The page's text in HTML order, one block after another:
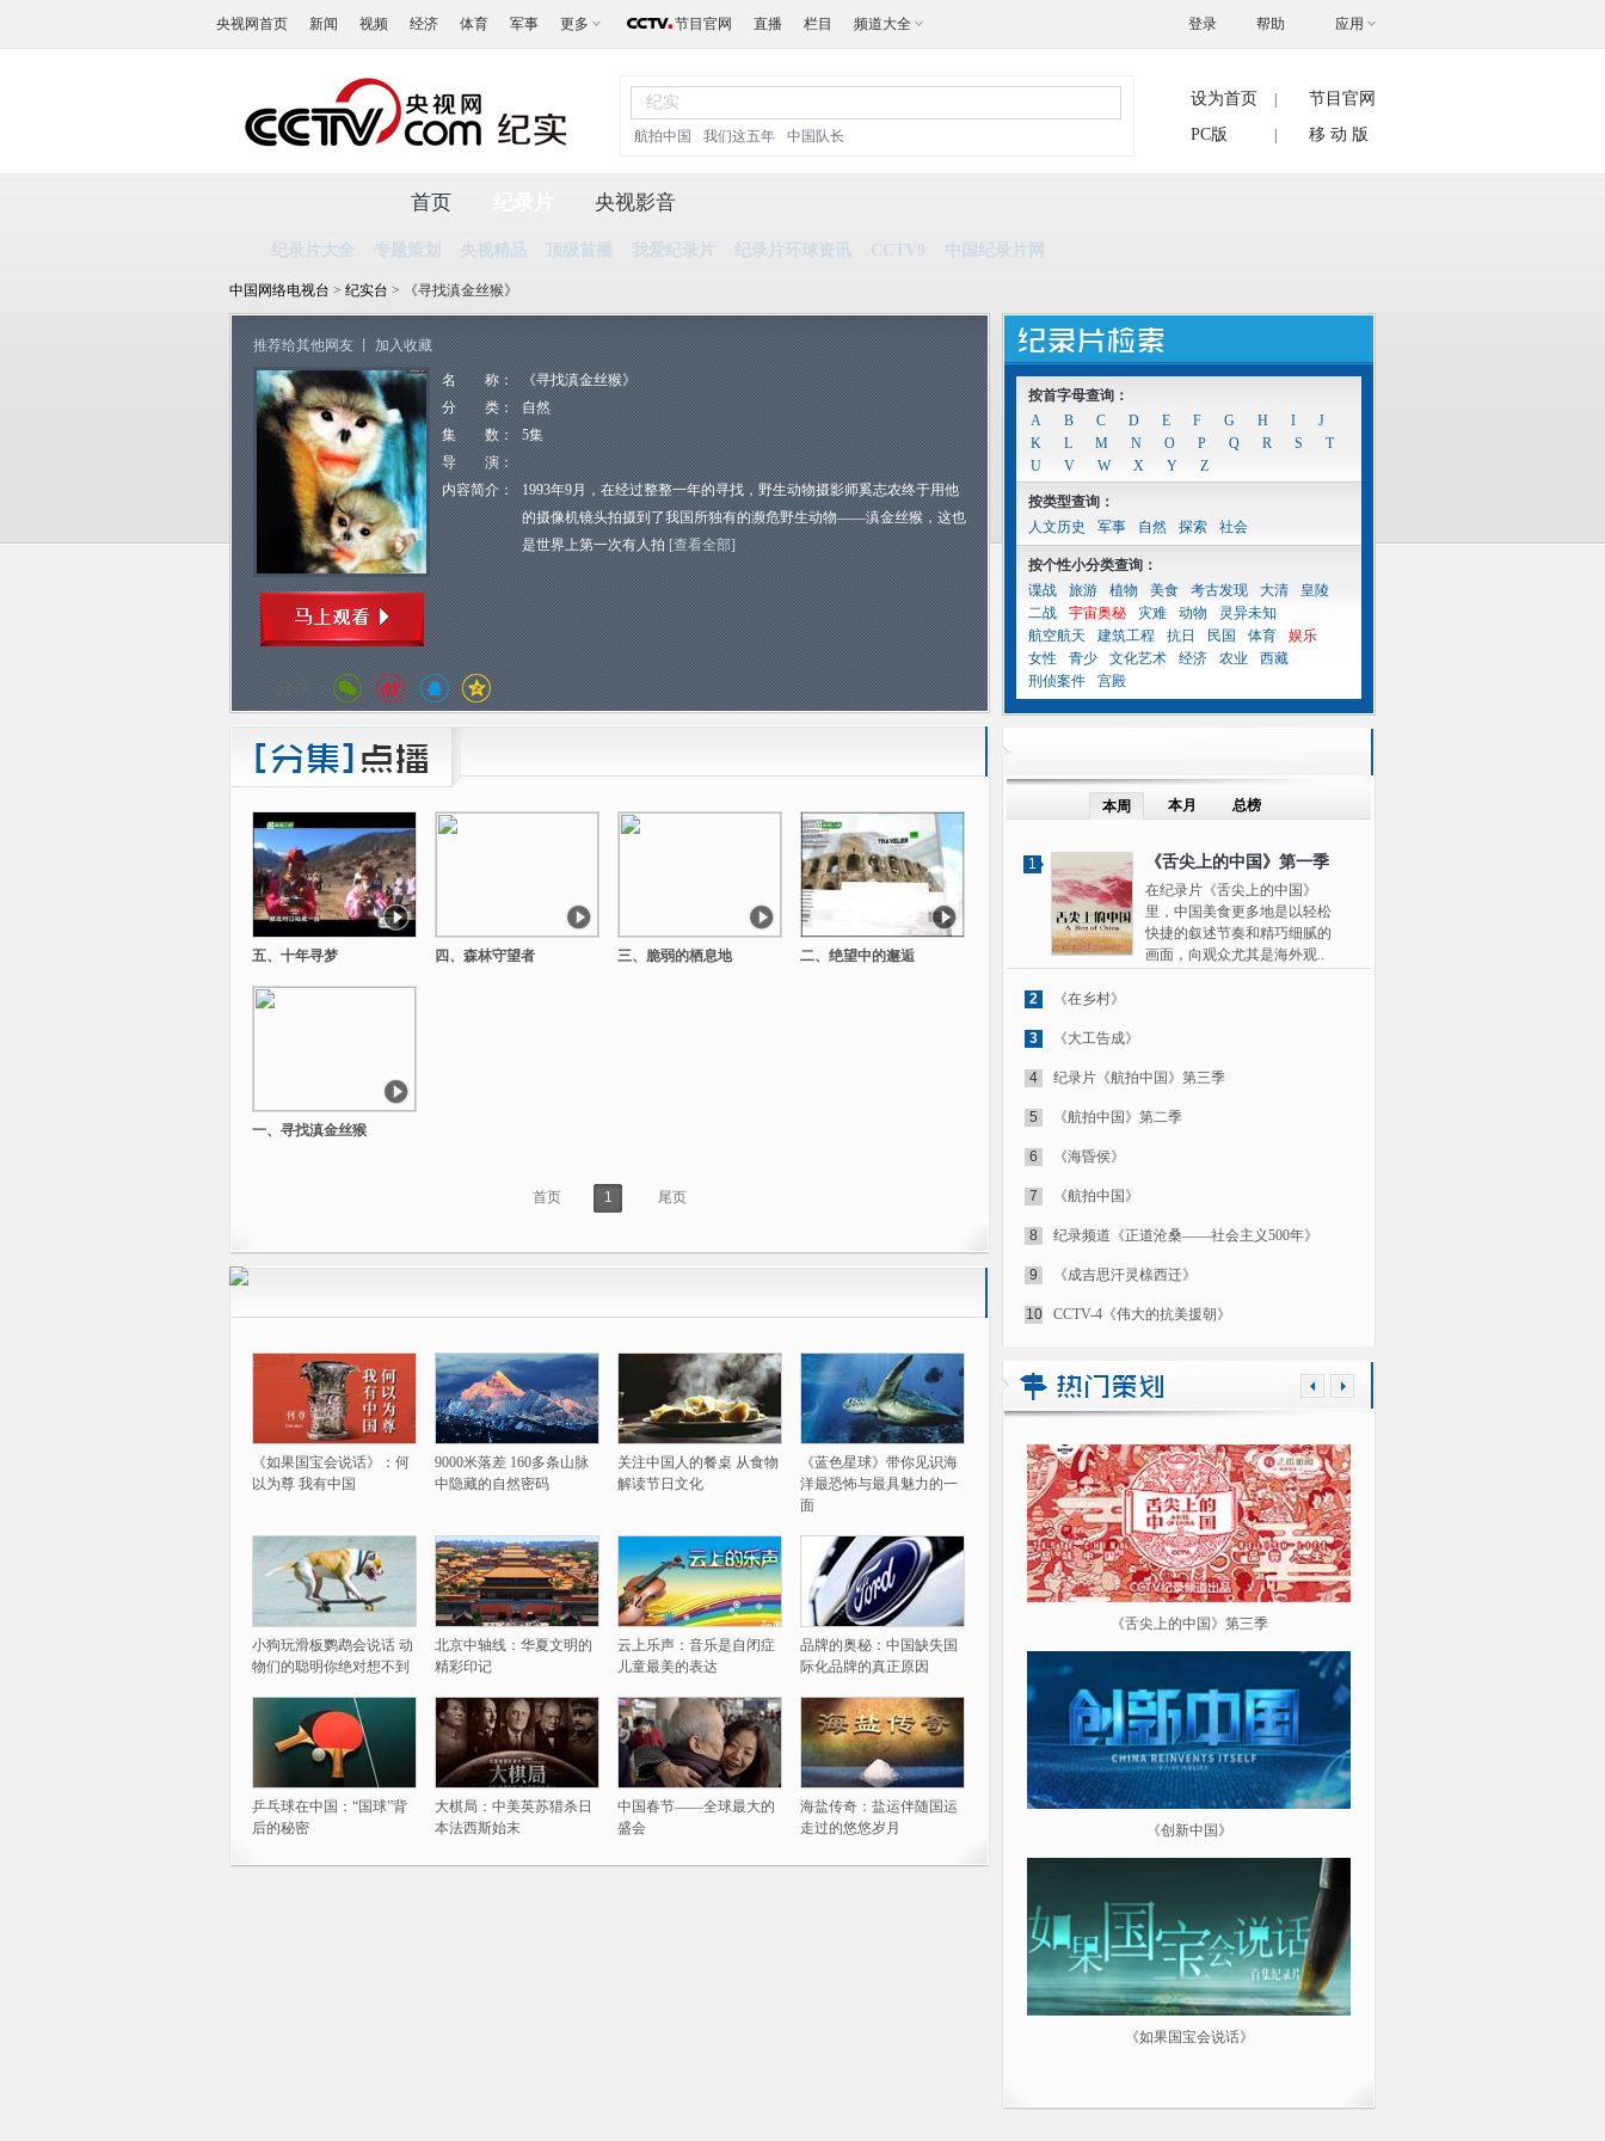
央视网首页 新闻 视频 经济 体育 军事 更多 节目官网 直播 栏目 频道大全 帮助 应用
登录
航拍中国 我们这五年 中国队长
设为首页
节目官网
PC版
移 动 版
首页
纪录片大全 专题策划 央视精品 顶级首播 我爱纪录片 纪录片环球资讯 CCTV9 中国纪录片网
央视影音
中国网络电视台 > 纪实台 > 《寻找滇金丝猴》
推荐给其他网友 加入收藏
名 称：
《寻找滇金丝猴》
分 类：
自然
集 数：
5集
导 演：
内容简介：
1993年9月，在经过整整一年的寻找，野生动物摄影师奚志农终于用他
的摄像机镜头拍摄到了我国所独有的濒危野生动物——滇金丝猴，这也
是世界上第一次有人拍 [查看全部]
分享：
五、十年寻梦 四、森林守望者 三、脆弱的栖息地 二、绝望中的邂逅
一、寻找滇金丝猴
首页 1 尾页
《如果国宝会说话》：何
以为尊 我有中国
9000米落差 160多条山脉
中隐藏的自然密码
关注中国人的餐桌 从食物
解读节日文化
《蓝色星球》带你见识海
洋最恐怖与最具魅力的一
面
小狗玩滑板鹦鹉会说话 动
物们的聪明你绝对想不到
北京中轴线：华夏文明的
精彩印记
云上乐声：音乐是自闭症
儿童最美的表达
品牌的奥秘：中国缺失国
际化品牌的真正原因
乒乓球在中国：“国球”背
后的秘密
大棋局：中美英苏猎杀日
本法西斯始末
中国春节——全球最大的
盛会
海盐传奇：盐运伴随国运
走过的悠悠岁月
按首字母查询：
A
B C D E F G H I
J
K
L M N O P Q R S
T
U
V W X Y Z
按类型查询：
人文历史
军事 自然 探索 社会
按个性小分类查询：
谍战
旅游 植物 美食 考古发现 大清
皇陵
二战
宇宙奥秘 灾难 动物
灵异未知
航空航天
建筑工程 抗日 民国 体育
娱乐
女性
青少 文化艺术 经济 农业
西藏
刑侦案件
宫殿
本周 本月 总榜
1 《舌尖上的中国》第一季
在纪录片《舌尖上的中国》
里，中国美食更多地是以轻松
快捷的叙述节奏和精巧细腻的
画面，向观众尤其是海外观..
2 《在乡村》
3 《大工告成》
4 纪录片《航拍中国》第三季
5 《航拍中国》第二季
6 《海昏侯》
7 《航拍中国》
8 纪录频道《正道沧桑——社会主义500年》
9 《成吉思汗灵榇西迁》
10 CCTV-4《伟大的抗美援朝》
《舌尖上的中国》第三季
《创新中国》
《如果国宝会说话》